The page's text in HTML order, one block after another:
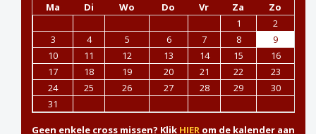
Ma Di Wo Do Vr Za
Zo
1
2
3
4 5 6 7 8
9
10
11 12 13 14 15
16
17
18 19 20 21 22
23
24
25 26 27 28 29
30
31
Geen enkele cross missen? Klik HIER om de kalender aan